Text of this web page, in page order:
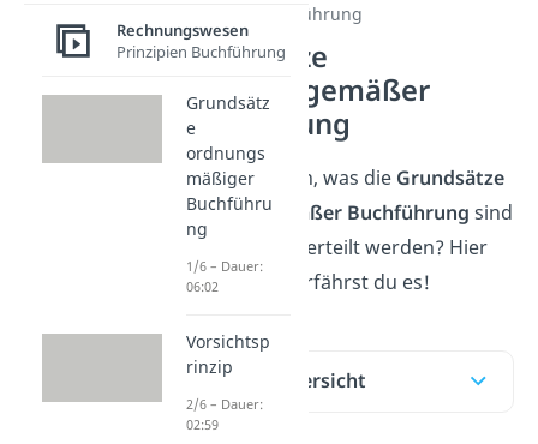
Prinzipien Buchführung
Grundsätze
ordnungsgemäßer
Buchführung
Du willst wissen, was die Grundsätze
ordnungsgemäßer Buchführung sind
und wie sie unterteilt werden? Hier
und im
erfährst du es!
Inhaltsübersicht
Rechnungswesen
Prinzipien Buchführung
Grundsätz
e
ordnungs
mäßiger
Buchführu
ng
1/6 – Dauer:
06:02
Vorsichtsp
rinzip
2/6 – Dauer:
02:59